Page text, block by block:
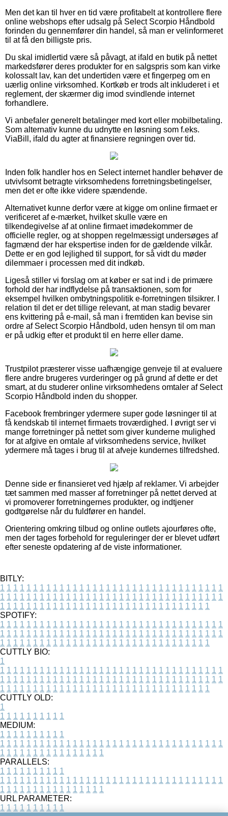
Men det kan til hver en tid være profitabelt at kontrollere flere
online webshops efter udsalg på Select Scorpio Håndbold
forinden du gennemfører din handel, så man er velinformeret
til at få den billigste pris.
Du skal imidlertid være så påvagt, at ifald en butik på nettet
markedsfører deres produkter for en salgspris som kan virke
kolossalt lav, kan det undertiden være et fingerpeg om en
uærlig online virksomhed. Kortkøb er trods alt inkluderet i et
reglement, der skærmer dig imod svindlende internet
forhandlere.
Vi anbefaler generelt betalinger med kort eller mobilbetaling.
Som alternativ kunne du udnytte en løsning som f.eks.
ViaBill, ifald du agter at finansiere regningen over tid.
Inden folk handler hos en Select internet handler behøver de
utvivlsomt betragte virksomhedens forretningsbetingelser,
men det er ofte ikke videre spændende.
Alternativet kunne derfor være at kigge om online firmaet er
verificeret af e-mærket, hvilket skulle være en
tilkendegivelse af at online firmaet imødekommer de
officielle regler, og at shoppen regelmæssigt undersøges af
fagmænd der har ekspertise inden for de gældende vilkår.
Dette er en god lejlighed til support, for så vidt du møder
dilemmaer i processen med dit indkøb.
Ligeså stiller vi forslag om at køber er sat ind i de primære
forhold der har indflydelse på transaktionen, som for
eksempel hvilken ombytningspolitik e-forretningen tilsikrer. I
relation til det er det tillige relevant, at man stadig bevarer
ens kvittering på e-mail, så man i fremtiden kan bevise sin
ordre af Select Scorpio Håndbold, uden hensyn til om man
er på udkig efter et produkt til en herre eller dame.
Trustpilot præsterer visse uafhængige genveje til at evaluere
flere andre brugeres vurderinger og på grund af dette er det
smart, at du studerer online virksomhedens omtaler af Select
Scorpio Håndbold inden du shopper.
Facebook frembringer ydermere super gode løsninger til at
få kendskab til internet firmaets troværdighed. I øvrigt ser vi
mange forretninger på nettet som giver kunderne mulighed
for at afgive en omtale af virksomhedens service, hvilket
ydermere må tages i brug til at afveje kundernes tilfredshed.
Denne side er finansieret ved hjælp af reklamer. Vi arbejder
tæt sammen med masser af forretninger på nettet derved at
vi promoverer forretningernes produkter, og indtjener
godtgørelse når du fuldfører en handel.
Orientering omkring tilbud og online outlets ajourføres ofte,
men der tages forbehold for reguleringer der er blevet udført
efter seneste opdatering af de viste informationer.
BITLY:
1 1 1 1 1 1 1 1 1 1 1 1 1 1 1 1 1 1 1 1 1 1 1 1 1 1 1 1 1 1 1 1 1 1
1 1 1 1 1 1 1 1 1 1 1 1 1 1 1 1 1 1 1 1 1 1 1 1 1 1 1 1 1 1 1 1 1 1
1 1 1 1 1 1 1 1 1 1 1 1 1 1 1 1 1 1 1 1 1 1 1 1 1 1 1 1 1 1 1 1
SPOTIFY:
1 1 1 1 1 1 1 1 1 1 1 1 1 1 1 1 1 1 1 1 1 1 1 1 1 1 1 1 1 1 1 1 1 1
1 1 1 1 1 1 1 1 1 1 1 1 1 1 1 1 1 1 1 1 1 1 1 1 1 1 1 1 1 1 1 1 1 1
1 1 1 1 1 1 1 1 1 1 1 1 1 1 1 1 1 1 1 1 1 1 1 1 1 1 1 1 1 1 1 1
CUTTLY BIO:
1
1 1 1 1 1 1 1 1 1 1 1 1 1 1 1 1 1 1 1 1 1 1 1 1 1 1 1 1 1 1 1 1 1 1
1 1 1 1 1 1 1 1 1 1 1 1 1 1 1 1 1 1 1 1 1 1 1 1 1 1 1 1 1 1 1 1 1 1
1 1 1 1 1 1 1 1 1 1 1 1 1 1 1 1 1 1 1 1 1 1 1 1 1 1 1 1 1 1 1 1
CUTTLY OLD:
1
1 1 1 1 1 1 1 1 1 1
MEDIUM:
1 1 1 1 1 1 1 1 1 1
1 1 1 1 1 1 1 1 1 1 1 1 1 1 1 1 1 1 1 1 1 1 1 1 1 1 1 1 1 1 1 1 1 1
1 1 1 1 1 1 1 1 1 1 1 1 1 1 1 1
PARALLELS:
1 1 1 1 1 1 1 1 1 1
1 1 1 1 1 1 1 1 1 1 1 1 1 1 1 1 1 1 1 1 1 1 1 1 1 1 1 1 1 1 1 1 1 1
1 1 1 1 1 1 1 1 1 1 1 1 1 1 1 1
URL PARAMETER:
1 1 1 1 1 1 1 1 1 1